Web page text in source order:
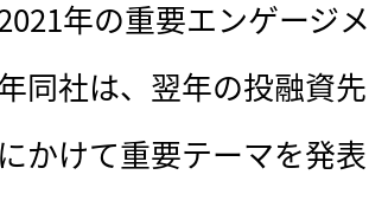
年の重要エンゲージ
同社は、翌年の投融資
かけて重要テーマを発